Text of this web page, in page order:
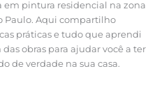
em pintura residencial na zona
Paulo. Aqui compartilho
práticas e tudo que aprendi
das obras para ajudar você a ter
de verdade na sua casa.